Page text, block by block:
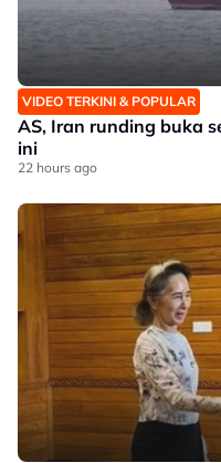
VIDEO TERKINI & POPULAR
AS, Iran runding buka
ini
22 hours ago